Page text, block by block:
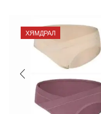
ХЯМДРАЛ